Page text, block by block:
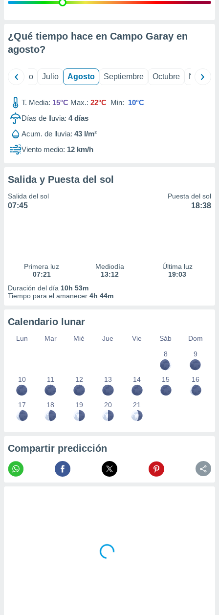
e
mediante
de
1199
¿Qué tiempo hace en Campo Garay en
agosto?
Junio Julio Agosto Septiembre Octubre
T. Media: 15°C Max.: 22°C Min: 10°C
Días de lluvia: 4días
Acum. de lluvia: 43 l/m²
Viento medio: 12 km/h
Salida y Puesta del sol
Salida del sol
07:45
Puesta del sol
18:38
Primera luz
07:21
Mediodía
13:12
Última luz
19:03
Duración del día 10h 53m
Tiempo para el amanecer 4h 44m
Calendario lunar
Lun Mar Mié Jue Vie Sáb
Dom
8
9
10 11 12 13 14 15 16
17 18 19 20 21
Compartir predicción